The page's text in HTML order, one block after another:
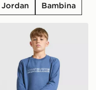
Jordan Bambina
Dual Crew